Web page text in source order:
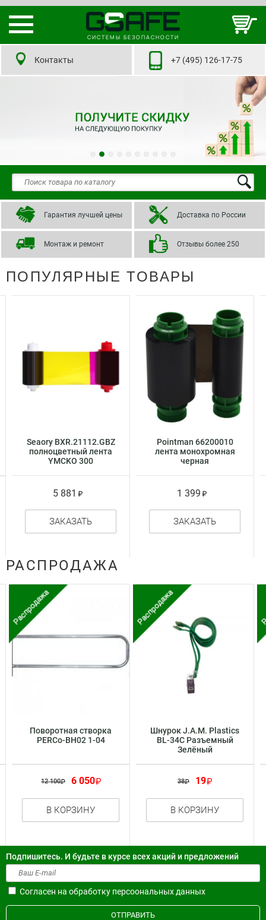
СИСТЕМЫ БЕЗОПАСНОСТИ
Контакты +7 (495) 126-17-75
Гарантия лучшей цены Доставка по России
Монтаж и ремонт Отзывы более 250
ПОПУЛЯРНЫЕ ТОВАРЫ
Seaory BXR.21112.GBZ
полноцветный лента
YMCKO 300
5 881
ЗАКАЗАТЬ
Pointman 66200010
лента монохромная
черная
1 399
ЗАКАЗАТЬ
РАСПРОДАЖА
Поворотная створка
PERCo-BH02 1-04
12 100 6 050
В КОРЗИНУ
Шнурок J.A.M. Plastics
BL-34C Разъемный
Зелёный
38 19
В КОРЗИНУ
Подпишитесь. И будьте в курсе всех акций и предложений
Согласен на обработку персоональных данных
ОТПРАВИТЬ